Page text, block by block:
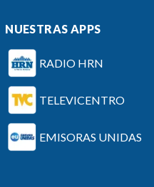
NUESTRAS APPS
RADIO HRN
TELEVICENTRO
EMISORAS UNIDAS